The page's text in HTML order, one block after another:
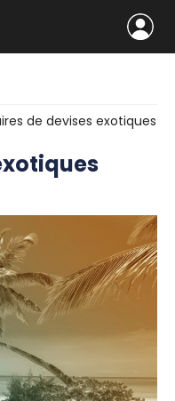
de devises exotiques